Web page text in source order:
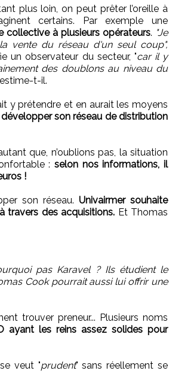
plus loin, on peut prêter l’oreille à
certains. Par exemple une
collective à plusieurs opérateurs. "Je
vente du réseau d'un seul coup",
un observateur du secteur, "car il y
des doublons au niveau du
estime-t-il.
y prétendre et en aurait les moyens
son réseau de distribution
que, n’oublions pas, la situation
: selon nos informations, il
!
son réseau. Univairmer souhaite
travers des acquisitions. Et Thomas
pas Karavel ? Ils étudient le
Cook pourrait aussi lui offrir une
trouver preneur... Plusieurs noms
ayant les reins assez solides pour
veut "prudent" sans réellement se